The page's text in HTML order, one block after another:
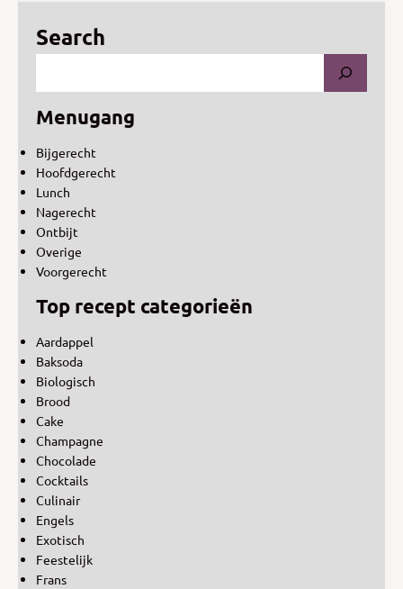
Search
Menugang
Bijgerecht
Hoofdgerecht
Lunch
Nagerecht
Ontbijt
Overige
Voorgerecht
Top recept categorieën
Aardappel
Baksoda
Biologisch
Brood
Cake
Champagne
Chocolade
Cocktails
Culinair
Engels
Exotisch
Feestelijk
Frans